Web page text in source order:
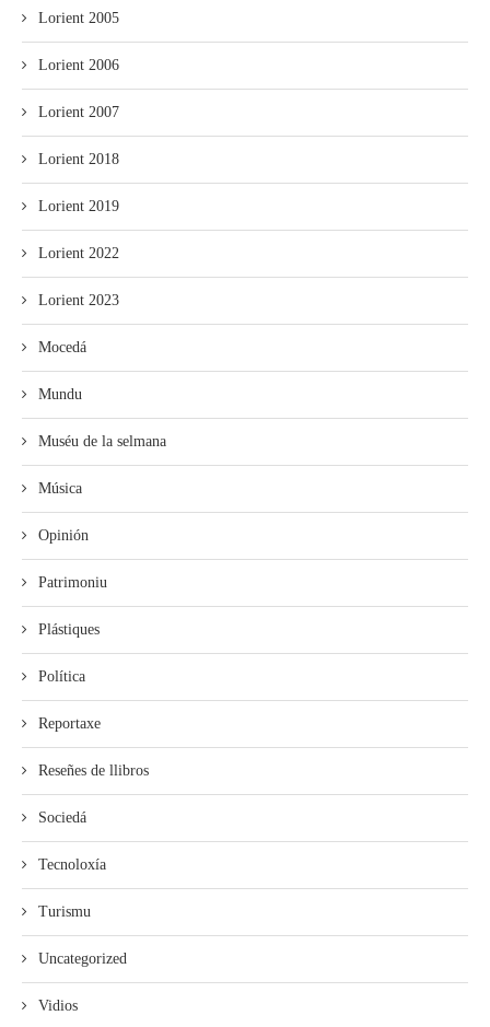
Lorient 2005
Lorient 2006
Lorient 2007
Lorient 2018
Lorient 2019
Lorient 2022
Lorient 2023
Mocedá
Mundu
Muséu de la selmana
Música
Opinión
Patrimoniu
Plástiques
Política
Reportaxe
Reseñes de llibros
Sociedá
Tecnoloxía
Turismu
Uncategorized
Vidios